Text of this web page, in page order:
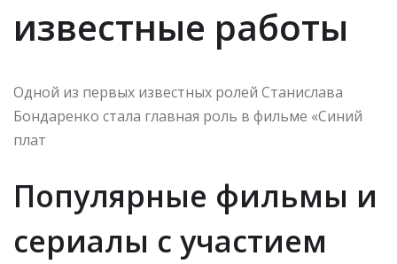
известные работы
Одной из первых известных ролей Станислава
Бондаренко стала главная роль в фильме «Синий
плат
Популярные фильмы и
сериалы с участием